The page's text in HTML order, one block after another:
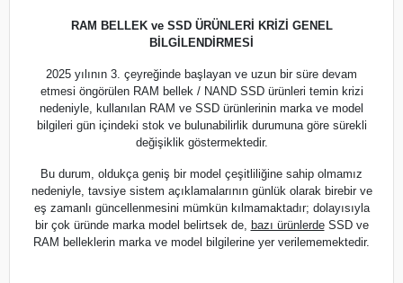
RAM BELLEK ve SSD ÜRÜNLERİ KRİZİ GENEL
BİLGİLENDİRMESİ
2025 yılının 3. çeyreğinde başlayan ve uzun bir süre devam
etmesi öngörülen RAM bellek / NAND SSD ürünleri temin krizi
nedeniyle, kullanılan RAM ve SSD ürünlerinin marka ve model
bilgileri gün içindeki stok ve bulunabilirlik durumuna göre sürekli
değişiklik göstermektedir.
Bu durum, oldukça geniş bir model çeşitliliğine sahip olmamız
nedeniyle, tavsiye sistem açıklamalarının günlük olarak birebir ve
eş zamanlı güncellenmesini mümkün kılmamaktadır; dolayısıyla
bir çok üründe marka model belirtsek de, bazı ürünlerdeSSD ve
RAM belleklerin marka ve model bilgilerine yer verilememektedir.